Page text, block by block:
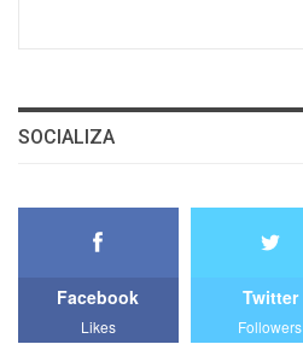
SOCIALIZA
Facebook
Likes
Twitter
Followers